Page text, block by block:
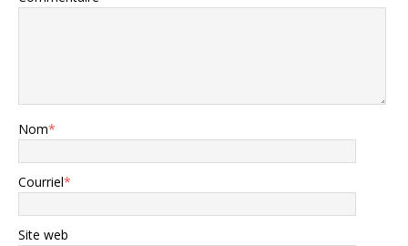
Nom*
Courriel*
Site web